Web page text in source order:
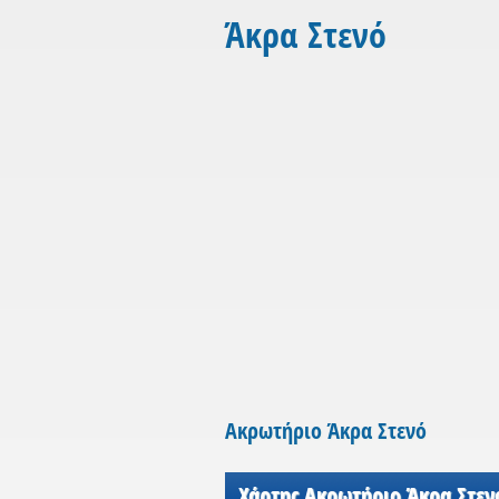
Άκρα Στενό
Ακρωτήριο Άκρα Στενό